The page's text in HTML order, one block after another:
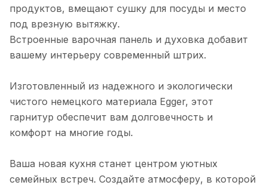
продуктов, вмещают сушку для посуды и место
под врезную вытяжку.
Встроенные варочная панель и духовка добавит
вашему интерьеру современный штрих.
Изготовленный из надежного и экологически
чистого немецкого материала Egger, этот
гарнитур обеспечит вам долговечность и
комфорт на многие годы.
Ваша новая кухня станет центром уютных
семейных встреч. Создайте атмосферу, в которой